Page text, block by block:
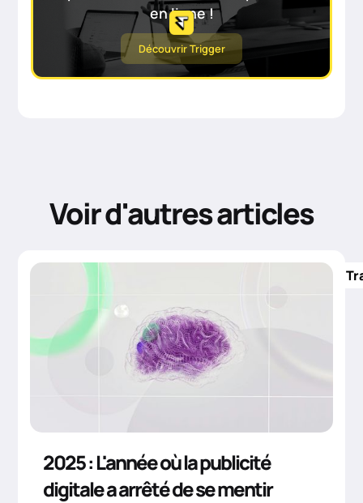
en ligne !
Découvrir Trigger
Voir d'autres articles
2025 : L'année où la publicité
digitale a arrêté de se mentir